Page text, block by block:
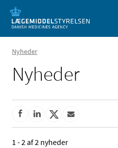
Nyheder
Nyheder
1 - 2 af 2 nyheder